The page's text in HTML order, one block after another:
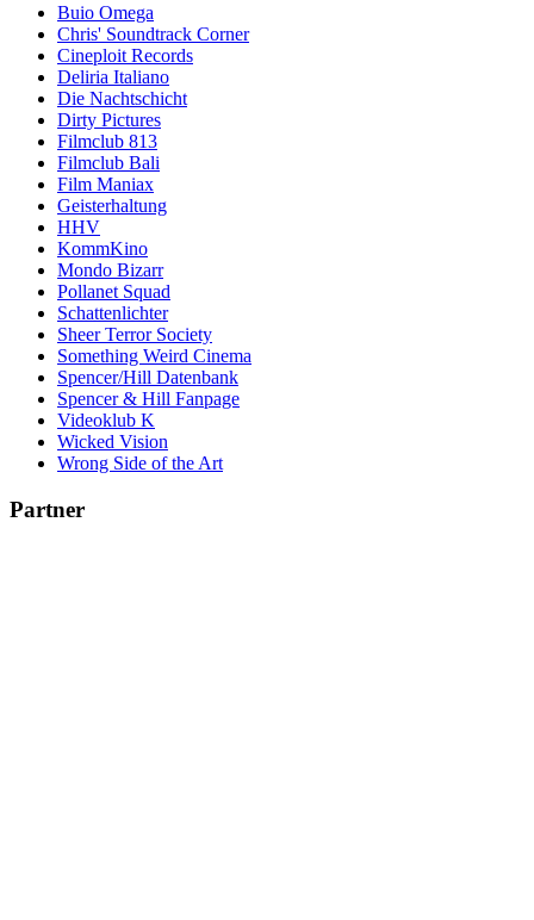
Buio Omega
Chris' Soundtrack Corner
Cineploit Records
Deliria Italiano
Die Nachtschicht
Dirty Pictures
Filmclub 813
Filmclub Bali
Film Maniax
Geisterhaltung
HHV
KommKino
Mondo Bizarr
Pollanet Squad
Schattenlichter
Sheer Terror Society
Something Weird Cinema
Spencer/Hill Datenbank
Spencer & Hill Fanpage
Videoklub K
Wicked Vision
Wrong Side of the Art
Partner